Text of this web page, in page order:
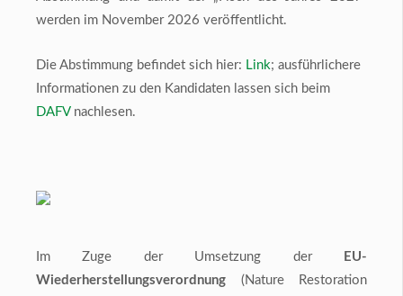
werden im November 2026 veröffentlicht.
Die Abstimmung befindet sich hier: Link; ausführlichere
Informationen zu den Kandidaten lassen sich beim
DAFVnachlesen.
Im Zuge der Umsetzung der
EU-
Wiederherstellungsverordnung (Nature Restoration